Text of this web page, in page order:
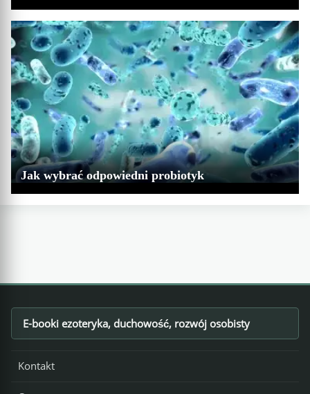
Jak wybrać odpowiedni probiotyk
Footer
E-booki ezoteryka, duchowość, rozwój osobisty
Kontakt